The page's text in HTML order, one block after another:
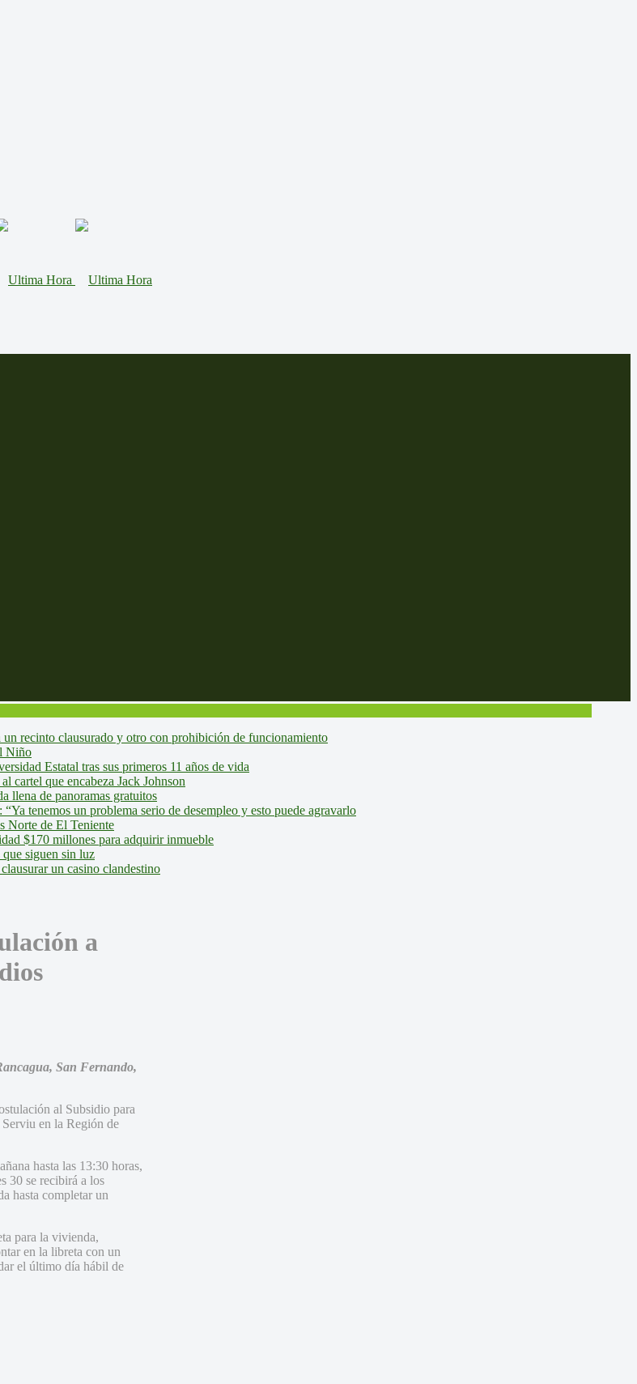
recinto clausurado y otro con prohibición de funcionamiento
Niño
Estatal tras sus primeros 11 años de vida
cartel que encabeza Jack Johnson
llena de panoramas gratuitos
tenemos un problema serio de desempleo y esto puede agravarlo
Norte de El Teniente
$170 millones para adquirir inmueble
siguen sin luz
un casino clandestino
a
San Fernando,
al Subsidio para
en la Región de
hasta las 13:30 horas,
30 se recibirá a los
hasta completar un
para la vivienda,
en la libreta con un
el último día hábil de